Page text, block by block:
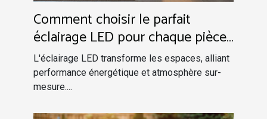
Comment choisir le parfait
éclairage LED pour chaque pièce
efficacité et ambiance
L'éclairage LED transforme les espaces, alliant
performance énergétique et atmosphère sur-
mesure....